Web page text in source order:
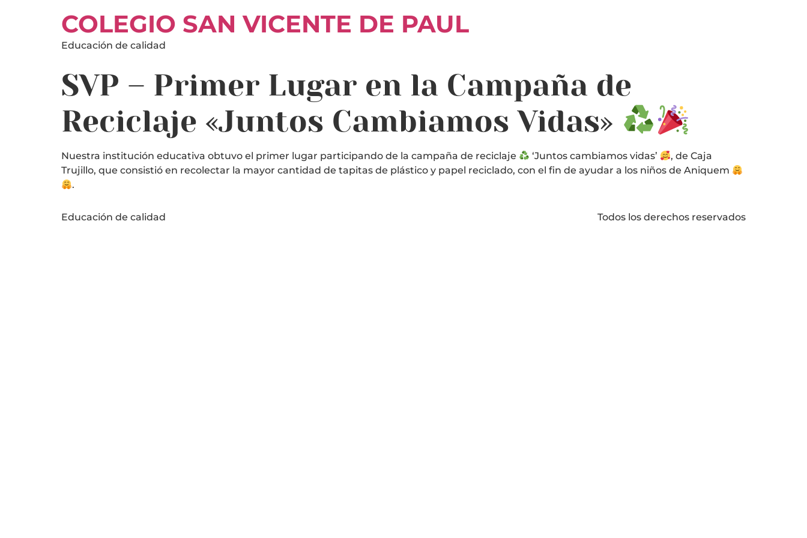
COLEGIO SAN VICENTE DE PAUL
Educación de calidad
SVP – Primer Lugar en la Campaña de
Reciclaje «Juntos Cambiamos Vidas»
Nuestra institución educativa obtuvo el primer lugar participando de la campaña de reciclaje ‘Juntos cambiamos vidas’
, de Caja
Trujillo, que consistió en recolectar la mayor cantidad de tapitas de plástico y papel reciclado, con el fin de ayudar a los niños de Aniquem
.
Educación de calidad Todos los derechos reservados